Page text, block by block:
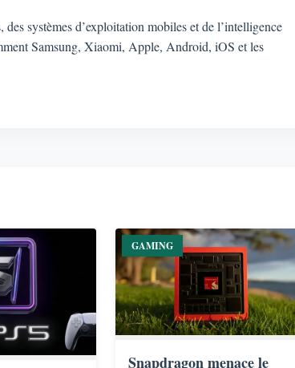
systèmes d’exploitation mobiles et de l’intelligence
Samsung, Xiaomi, Apple, Android, iOS et les
GAMING
Snapdragon menace le